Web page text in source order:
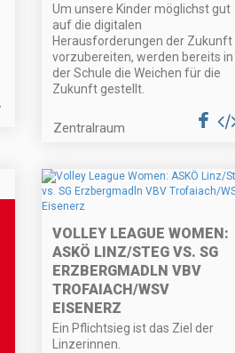
Um unsere Kinder möglichst gut
auf die digitalen
Herausforderungen der Zukunft
vorzubereiten, werden bereits in
der Schule die Weichen für die
Zukunft gestellt.
Zentralraum
VOLLEY LEAGUE WOMEN:
ASKÖ LINZ/STEG VS. SG
ERZBERGMADLN VBV
TROFAIACH/WSV
EISENERZ
Ein Pflichtsieg ist das Ziel der
Linzerinnen.